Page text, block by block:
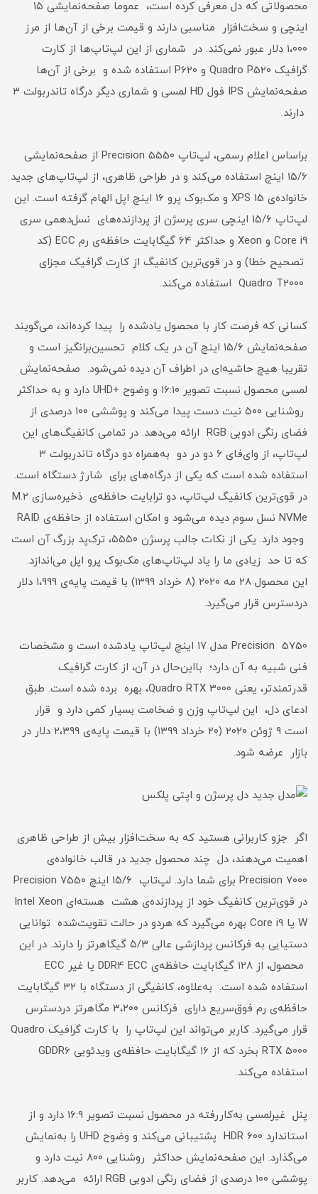
محصولاتی که دل معرفی کرده است، عموما صفحه‌نمایشی ۱۵
اینچی و سخت‌افزار مناسبی دارند و قیمت برخی از آن‌ها از مرز
۱،۰۰۰ دلار عبور نمی‌کند. در شماری از این لپ‌تاپ‌ها از کارت
گرافیک Quadro P520 و P620 استفاده شده و برخی از آن‌ها
صفحه‌نمایش IPS فول HD لمسی و شماری دیگر درگاه تاندربولت ۳
دارند.
براساس اعلام رسمی، لپ‌تاپ Precision 5550 از صفحه‌نمایشی
۱۵/۶ اینچ استفاده می‌کند و در طراحی ظاهری، از لپ‌تاپ‌های جدید
خانواده‌ی XPS 15 و مک‌بوک‌ پرو ۱۶ اینچ اپل الهام گرفته است. این
لپ‌تاپ ۱۵/۶ اینچی سری پرسژن از پردازنده‌های نسل‌دهمی سری
Core i9 و Xeon و حداکثر ۶۴ گیگابایت حافظه‌ی رم ECC (کد
تصحیح خطا) و در قوی‌ترین کانفیگ از کارت گرافیک مجزای
کسانی که فرصت کار با محصول یادشده را پیدا کرده‌اند، می‌گویند
صفحه‌نمایش ۱۵/۶ اینچ آن در یک کلام تحسین‌برانگیز است و
تقریبا هیچ حاشیه‌ای در اطراف آن دیده نمی‌شود. صفحه‌نمایش
لمسی محصول نسبت تصویر ۱۶:۱۰ و وضوح +UHD دارد و به حداکثر
روشنایی ۵۰۰ نیت دست پیدا می‌کند و پوششی ۱۰۰ درصدی از
فضای رنگی ادوبی RGB ارائه می‌دهد. در تمامی کانفیگ‌های این
لپ‌تاپ، از وای‌فای ۶ دو در دو به‌همراه دو درگاه تاندربولت ۳
استفاده شده است که یکی از درگاه‌های برای شارژ دستگاه است.
در قوی‌ترین کانفیگ لپ‌تاپ، دو ترابایت حافظه‌ی ذخیره‌سازی M.2
NVMe نسل سوم دیده می‌شود و امکان استفاده از حافظه‌ی RAID
وجود دارد. یکی از نکات جالب‌ پرسژن ۵۵۵۰، ترک‌پد بزرگ آن است
که تا حد زیادی ما را یاد لپ‌تاپ‌های مک‌بوک پرو اپل می‌اندازد.
این محصول ۲۸ مه ۲۰۲۰ (۸ خرداد ۱۳۹۹) با قیمت پایه‌ی ۱،۹۹۹ دلار
دردسترس قرار می‌گیرد.
Precision 5750 مدل ۱۷ اینچ لپ‌تاپ یادشده است و مشخصات
فنی شبیه به آن دارد؛ بااین‌حال در آن، از کارت گرافیک
قدرتمندتر، یعنی Quadro RTX 3000، بهره برده شده است. طبق
ادعای دل، این لپ‌تاپ وزن و ضخامت بسیار کمی دارد و قرار
است ۹ ژوئن ۲۰۲۰ (۲۰ خرداد ۱۳۹۹) با قیمت پایه‌ی ۲،۳۹۹ دلار در
بازار عرضه شود.
اگر جزو کاربرانی هستید که به سخت‌افزار بیش از طراحی ظاهری
اهمیت می‌دهند، دل چند محصول جدید در قالب خانواده‌ی
Precision 7000 برای شما دارد. لپ‌تاپ ۱۵/۶ اینچ Precision 7550
در قوی‌ترین کانفیگ خود از پردازنده‌ی هشت هسته‌ای Intel Xeon
W یا Core i9 بهره می‌گیرد که هردو در حالت تقویت‌شده توانایی
دستیابی به فرکانس پردازشی عالی ۵/۳ گیگاهرتز را دارند. در این
محصول، از ۱۲۸ گیگابایت حافظه‌ی DDR4 ECC یا غیر ECC
استفاده شده است. به‌علاوه، کانفیگی از دستگاه با ۳۲ گیگابایت
حافظه‌ی رم فوق‌سریع دارای فرکانس ۳،۲۰۰ مگاهرتز دردسترس
قرار می‌گیرد. کاربر می‌تواند این لپ‌‌تاپ را با کارت گرافیک Quadro
RTX 5000 بخرد که از ۱۶ گیگابایت حافظه‌ی ویدئویی GDDR6
استفاده می‌کند.
پنل غیرلمسی به‌کاررفته در محصول نسبت تصویر ۱۶:۹ دارد و از
استاندارد HDR 600 پشتیبانی می‌کند و وضوح UHD را به‌نمایش
می‌گذارد. این صفحه‌نمایش حداکثر روشنایی ۸۰۰ نیت دارد و
پوششی ۱۰۰ درصدی از فضای رنگی ادوبی RGB ارائه می‌دهد. کاربر